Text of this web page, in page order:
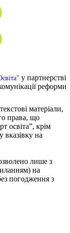
у партнерстві
реформи
матеріали,
права, що
освіта”, крім
вказівку на
лише з
на
погодження з